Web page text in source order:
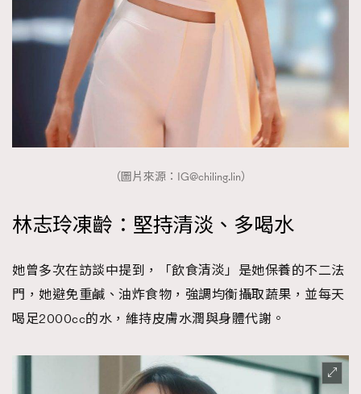
（圖片來源： IG@chiling.lin）
林志玲凍齡：堅持清淡、多喝水
她曾多次在訪談中提到，「飲食清淡」是她保養的不二法
門，她避免重鹹、油炸食物，強調均衡攝取蔬果，並每天
喝足2000cc的水，維持皮膚水潤與身體代謝。